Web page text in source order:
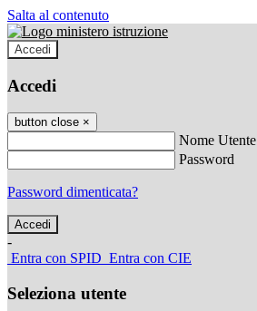
Salta al contenuto
Accedi
Accedi
button close ×
Nome Utente
Password
Password dimenticata?
-
Entra con SPID Entra con CIE
Seleziona utente